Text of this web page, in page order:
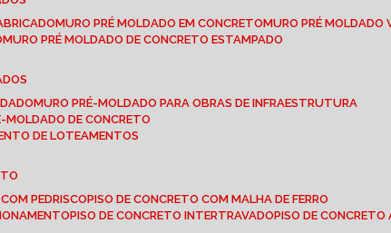
MURO PRÉ MOLDADO EM CONCRETO
MURO PRÉ
MURO PRÉ MOLDADO DE CONCRETO ESTAMPADO
MURO PRÉ-MOLDADO PARA OBRAS DE INFRAESTRUTURA
MOLDADO DE CONCRETO
DE LOTEAMENTOS
COM PEDRISCO PISO DE CONCRETO COM MALHA DE FERRO
PISO DE CONCRETO INTERTRAVADO PISO DE